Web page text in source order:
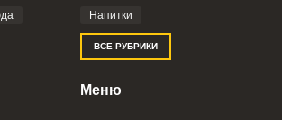
эту форму, вы соглашаетесь с
Политикой
Пользовательским
Напитки
ВСЕ РУБРИКИ
Меню